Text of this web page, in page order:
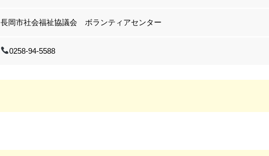
長岡市社会福祉協議会 ボランティアセンター
0258-94-5588